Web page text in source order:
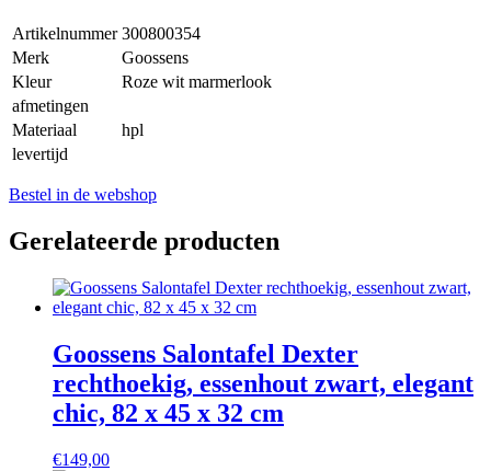
Artikelnummer 300800354
Merk
Goossens
Kleur
Roze wit marmerlook
afmetingen
Materiaal
hpl
levertijd
Bestel in de webshop
Gerelateerde producten
Goossens Salontafel Dexter
rechthoekig, essenhout zwart, elegant
chic, 82 x 45 x 32 cm
€149,00